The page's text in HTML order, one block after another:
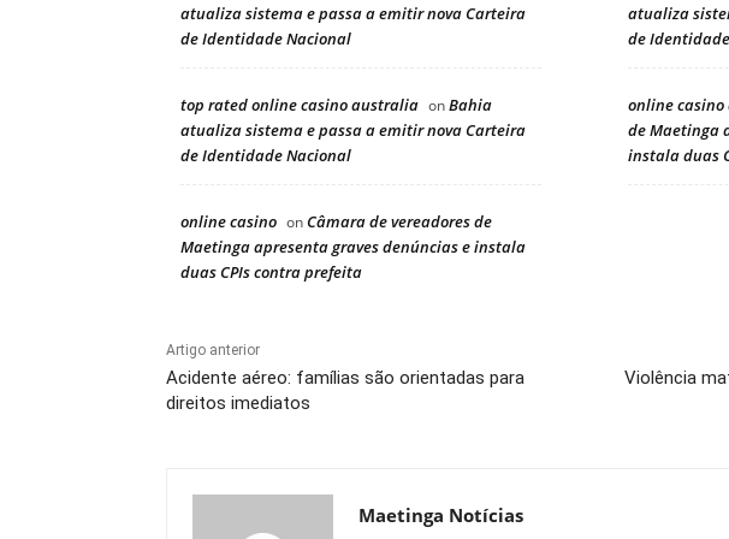
atualiza sistema e passa a emitir nova Carteira
de Identidade Nacional
atualiza
de
top rated online casino australia onBahia
atualiza sistema e passa a emitir nova Carteira
de Identidade Nacional
online
de Maetinga
instala duas
online casino onCâmara de vereadores de
Maetinga apresenta graves denúncias e instala
duas CPIs contra prefeita
Artigo anterior
Acidente aéreo: famílias são orientadas para
direitos imediatos
Violência
Maetinga Notícias